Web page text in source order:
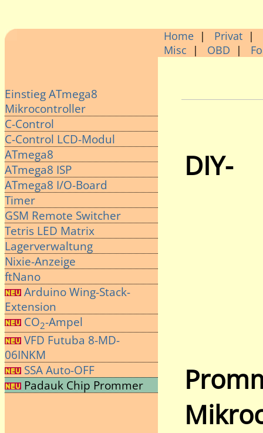
Home | Privat |
Misc | OBD |
Einstieg ATmega8
Mikrocontroller
C-Control
C-Control LCD-Modul
ATmega8
ATmega8 ISP
ATmega8 I/O-Board
Timer
GSM Remote Switcher
Tetris LED Matrix
Lagerverwaltung
Nixie-Anzeige
ftNano
Arduino Wing-Stack-
Extension
CO2-Ampel
VFD Futuba 8-MD-
06INKM
SSA Auto-OFF
Padauk Chip Prommer
DIY-